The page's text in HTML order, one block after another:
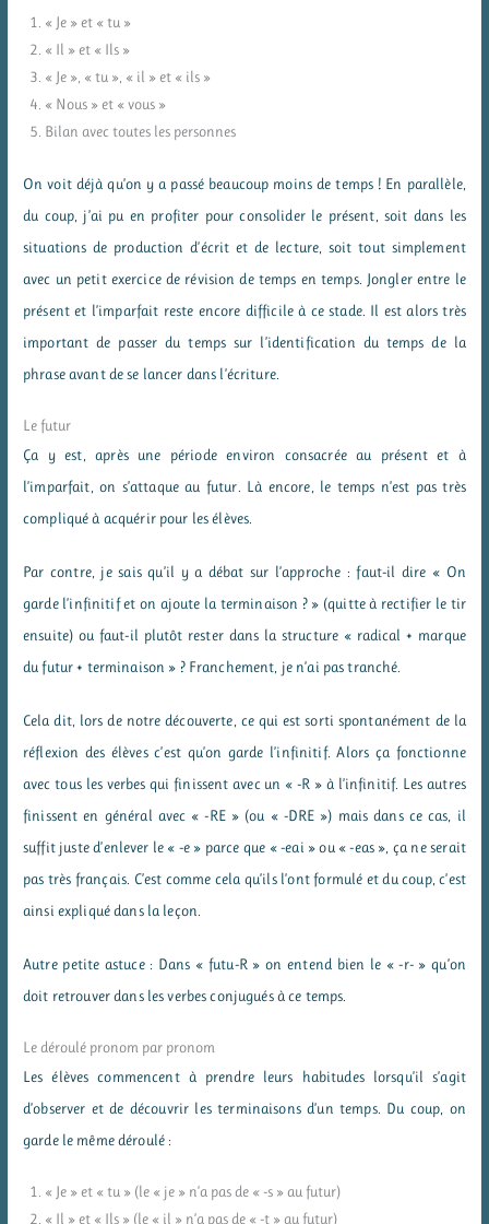
« Je » et « tu »
« Il » et « Ils »
« Je », « tu », « il » et « ils »
« Nous » et « vous »
Bilan avec toutes les personnes
On voit déjà qu’on y a passé beaucoup moins de temps ! En parallèle,
du coup, j’ai pu en profiter pour consolider le présent, soit dans les
situations de production d’écrit et de lecture, soit tout simplement
avec un petit exercice de révision de temps en temps. Jongler entre le
présent et l’imparfait reste encore difficile à ce stade. Il est alors très
important de passer du temps sur l’identification du temps de la
phrase avant de se lancer dans l’écriture.
Le futur
Ça y est, après une période environ consacrée au présent et à
l’imparfait, on s’attaque au futur. Là encore, le temps n’est pas très
compliqué à acquérir pour les élèves.
Par contre, je sais qu’il y a débat sur l’approche : faut-il dire « On
garde l’infinitif et on ajoute la terminaison ? » (quitte à rectifier le tir
ensuite) ou faut-il plutôt rester dans la structure « radical + marque
du futur + terminaison » ? Franchement, je n’ai pas tranché.
Cela dit, lors de notre découverte, ce qui est sorti spontanément de la
réflexion des élèves c’est qu’on garde l’infinitif. Alors ça fonctionne
avec tous les verbes qui finissent avec un « -R » à l’infinitif. Les autres
finissent en général avec « -RE » (ou « -DRE ») mais dans ce cas, il
suffit juste d’enlever le « -e » parce que « -eai » ou « -eas », ça ne serait
pas très français. C’est comme cela qu’ils l’ont formulé et du coup, c’est
ainsi expliqué dans la leçon.
Autre petite astuce : Dans « futu-R » on entend bien le « -r- » qu’on
doit retrouver dans les verbes conjugués à ce temps.
Le déroulé pronom par pronom
Les élèves commencent à prendre leurs habitudes lorsqu’il s’agit
d’observer et de découvrir les terminaisons d’un temps. Du coup, on
garde le même déroulé :
« Je » et « tu » (le « je » n’a pas de « -s » au futur)
« Il » et « Ils » (le « il » n’a pas de « -t » au futur)